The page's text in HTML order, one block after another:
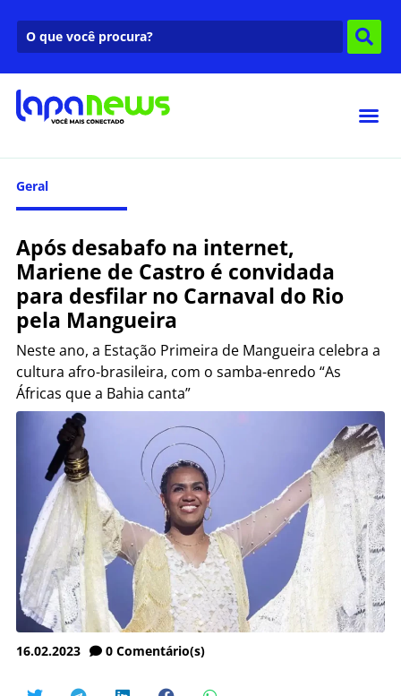
Geral
Após desabafo na internet,
Mariene de Castro é convidada
para desfilar no Carnaval do Rio
pela Mangueira
Neste ano, a Estação Primeira de Mangueira celebra a
cultura afro-brasileira, com o samba-enredo “As
Áfricas que a Bahia canta”
16.02.2023 0 Comentário(s)